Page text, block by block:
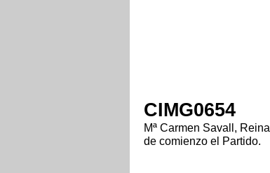
CIMG0654
Mª Carmen Savall,
de comienzo el Partido.